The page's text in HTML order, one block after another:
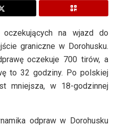
oczekujących na wjazd do
graniczne w Dorohusku.
oczekuje 700 tirów, a
to 32 godziny. Po polskiej
mniejsza, w 18-godzinnej
odpraw w Dorohusku